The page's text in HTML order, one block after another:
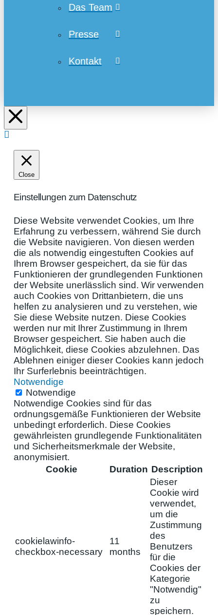
Das Team
Presse
Kontakt
Close
Einstellungen zum Datenschutz
Diese Website verwendet Cookies, um Ihre
Erfahrung zu verbessern, während Sie durch
die Website navigieren. Von diesen werden
die als notwendig eingestuften Cookies auf
Ihrem Browser gespeichert, da sie für das
Funktionieren der grundlegenden Funktionen
der Website unerlässlich sind. Wir verwenden
auch Cookies von Drittanbietern, die uns
helfen zu analysieren und zu verstehen, wie
Sie diese Website nutzen. Diese Cookies
werden nur mit Ihrer Zustimmung in Ihrem
Browser gespeichert. Sie haben auch die
Möglichkeit, diese Cookies abzulehnen. Das
Ablehnen einiger dieser Cookies kann jedoch
Ihr Surferlebnis beeinträchtigen.
Notwendige
Notwendige
Notwendige Cookies sind für das
ordnungsgemäße Funktionieren der Website
unbedingt erforderlich. Diese Cookies
gewährleisten grundlegende Funktionalitäten
und Sicherheitsmerkmale der Website,
anonymisiert.
Cookie
Duration Description
cookielawinfo-
checkbox-necessary
11
months
Dieser
Cookie wird
verwendet,
um die
Zustimmung
des
Benutzers
für die
Cookies der
Kategorie
"Notwendig"
zu
speichern.